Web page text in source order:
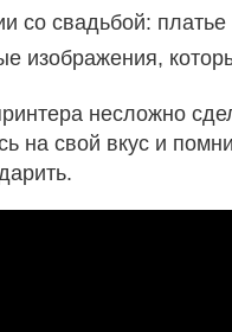
со свадьбой:
изображения,
несложно
на свой вкус и